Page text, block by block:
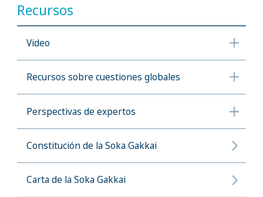
Recursos
Video
Recursos sobre cuestiones globales
Perspectivas de expertos
Constitución de la Soka Gakkai
Carta de la Soka Gakkai